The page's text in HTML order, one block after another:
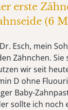
erste
(6
Esch, mein
Zähnchen.
wir seit
D ohne
Baby-
sollte ich noch